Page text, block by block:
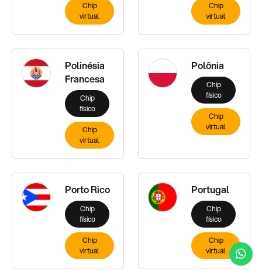
Chip
virtual
Chip
virtual
Polinésia
Francesa
Chip
físico
Chip
virtual
Polônia
Chip
físico
Chip
virtual
Porto Rico
Chip
físico
Chip
virtual
Portugal
Chip
físico
Chip
virtual